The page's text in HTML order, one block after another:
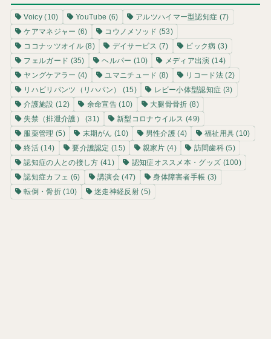
Voicy(10) YouTube (6) アルツハイマー型認知症 (7)
ケアマネジャー (6) コウノメソッド (53)
ココナッツオイル(8) デイサービス (7) ピック病 (3)
フェルガード (35) ヘルパー (10) メディア出演 (14)
ヤングケアラー (4) ユマニチュード (8) リコード法(2)
リハビリパンツ（リハパン）
(15) レビー小体型認知症 (3)
介護施設 (12) 余命宣告 (10) 大腿骨骨折 (8)
失禁（排泄介護）
(31) 新型コロナウイルス (49)
服薬管理 (5) 末期がん (10) 男性介護 (4) 福祉用具 (10)
終活 (14) 要介護認定 (15) 親家片 (4) 訪問歯科(5)
認知症の人との接し方 (41) 認知症オススメ本・グッズ (100)
認知症カフェ (6) 講演会 (47) 身体障害者手帳 (3)
転倒・骨折(10) 迷走神経反射(5)